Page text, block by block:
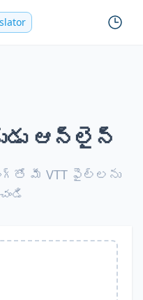
ఆన్‌లైన్
మీ VTT ఫైల్‌లను